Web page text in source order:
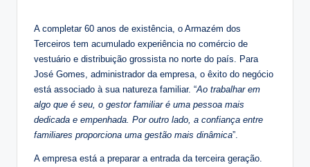
A completar 60 anos de existência, o Armazém dos
Terceiros tem acumulado experiência no comércio de
vestuário e distribuição grossista no norte do país. Para
José Gomes, administrador da empresa, o êxito do negócio
está associado à sua natureza familiar. “Ao trabalhar em
algo que é seu, o gestor familiar é uma pessoa mais
dedicada e empenhada. Por outro lado, a confiança entre
familiares proporciona uma gestão mais dinâmica”.
A empresa está a preparar a entrada da terceira geração.